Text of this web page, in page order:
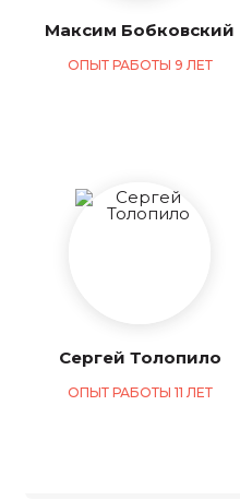
Максим Бобковский
ОПЫТ РАБОТЫ 9 ЛЕТ
Сергей Толопило
ОПЫТ РАБОТЫ 11 ЛЕТ